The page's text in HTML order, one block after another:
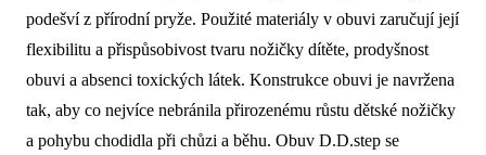
podešví z přírodní pryže. Použité materiály v obuvi zaručují její
flexibilitu a přispůsobivost tvaru nožičky dítěte, prodyšnost
obuvi a absenci toxických látek. Konstrukce obuvi je navržena
tak, aby co nejvíce nebránila přirozenému růstu dětské nožičky
a pohybu chodidla při chůzi a běhu. Obuv D.D.step se